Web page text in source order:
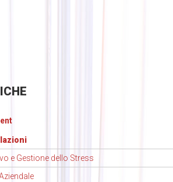
e Gestione dello Stress